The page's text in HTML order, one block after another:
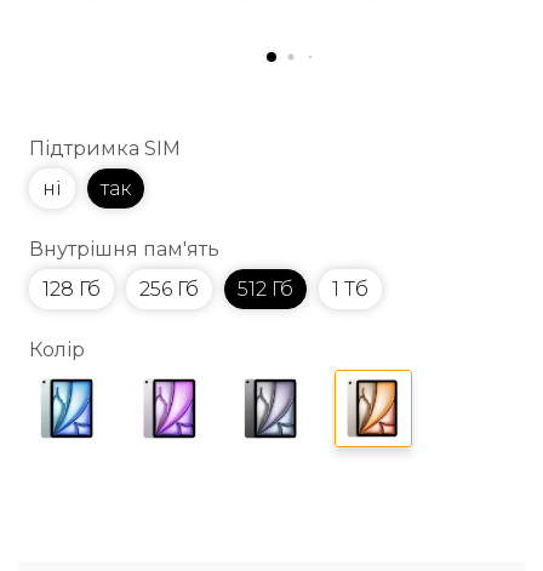
Підтримка SIM
ні
так
Внутрішня пам'ять
128 Гб
256 Гб 512 Гб 1 Тб
Колір